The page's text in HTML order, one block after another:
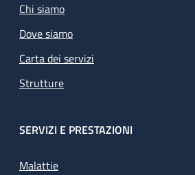
Chi siamo
Dove siamo
Carta dei servizi
Strutture
SERVIZI E PRESTAZIONI
Malattie